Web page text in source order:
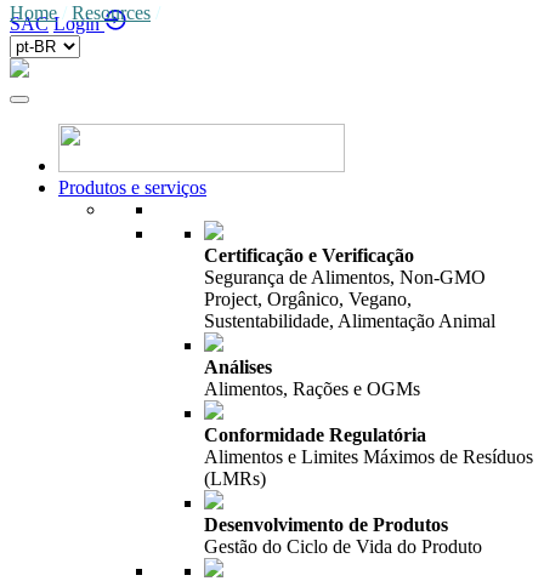
SAC Login
Produtos e serviços
Certificação e Verificação
Segurança de Alimentos, Non-GMO
Project, Orgânico, Vegano,
Sustentabilidade, Alimentação Animal
Análises
Alimentos, Rações e OGMs
Conformidade Regulatória
Alimentos e Limites Máximos de Resíduos
(LMRs)
Desenvolvimento de Produtos
Gestão do Ciclo de Vida do Produto
Home/ Resources /